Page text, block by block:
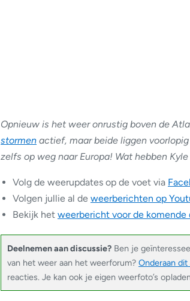
Opnieuw is het weer onrustig boven de
stormen actief, maar beide liggen
zelfs op weg naar Europa! Wat hebben
Volg de weerupdates op de voet via
Volgen jullie al de weerberichten op
Bekijk het weerbericht voor de komende
Deelnemen aan discussie? Ben je
van het weer aan het weerforum? Onderaan dit
reacties. Je kan ook je eigen weerfoto’s